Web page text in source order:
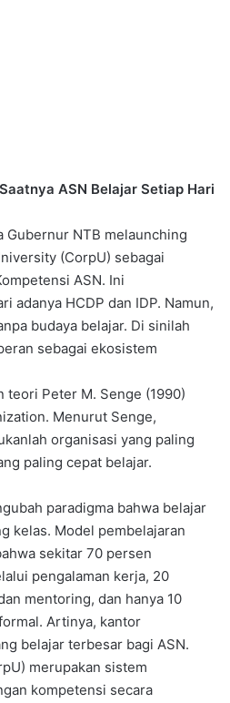
ASN Belajar Setiap Hari
Gubernur NTB melaunching
(CorpU) sebagai
ASN. Ini
adanya HCDP dan IDP. Namun,
budaya belajar. Di sinilah
sebagai ekosistem
teori Peter M. Senge (1990)
Menurut Senge,
organisasi yang paling
paling cepat belajar.
paradigma bahwa belajar
kelas. Model pembelajaran
sekitar 70 persen
pengalaman kerja, 20
mentoring, dan hanya 10
Artinya, kantor
belajar terbesar bagi ASN.
merupakan sistem
kompetensi secara